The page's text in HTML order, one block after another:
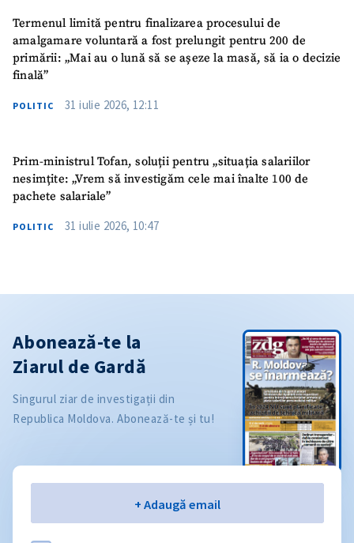
Termenul limită pentru finalizarea procesului de
amalgamare voluntară a fost prelungit pentru 200 de
primării: „Mai au o lună să se așeze la masă, să ia o decizie
finală”
POLITIC 31 iulie 2026, 12:11
Prim-ministrul Tofan, soluții pentru „situația salariilor
nesimțite: „Vrem să investigăm cele mai înalte 100 de
pachete salariale”
POLITIC 31 iulie 2026, 10:47
Abonează-te la
Ziarul de Gardă
Singurul ziar de investigații din
Republica Moldova. Abonează-te și tu!
+ Adaugă email